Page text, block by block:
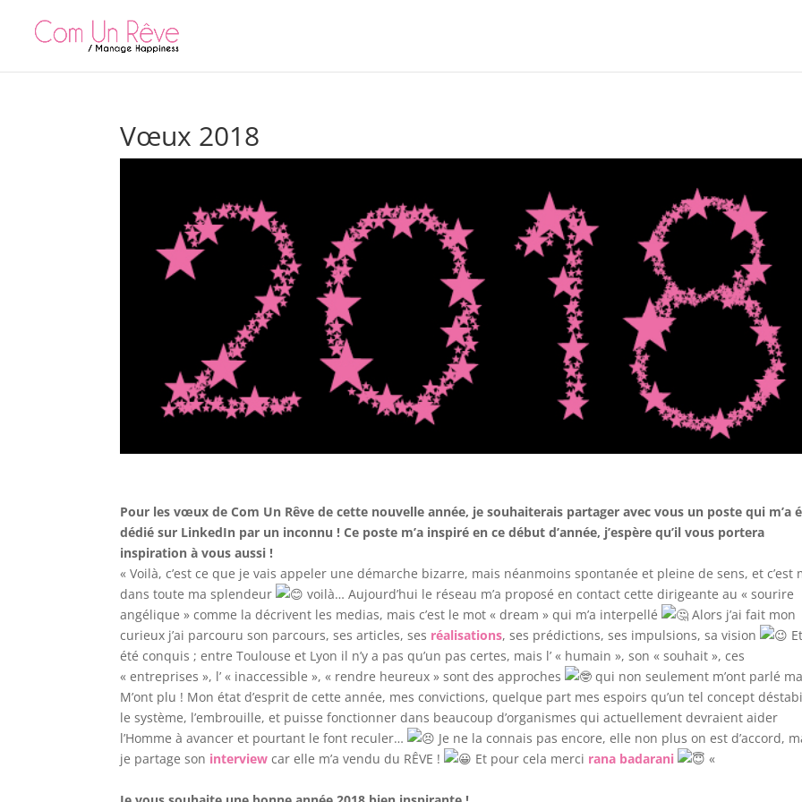
Vœux 2018
Pour les vœux de Com Un Rêve de cette nouvelle année, je souhaiterais partager avec vous un poste qui m’a
dédié sur LinkedIn par un inconnu !Ce poste m’a inspiré en ce début d’année, j’espère qu’il vous portera
inspiration à vous aussi !
« Voilà, c’est ce que je vais appeler une démarche bizarre, mais néanmoins spontanée et pleine de sens, et c’est
dans toute ma splendeur
voilà… Aujourd’hui le réseau m’a proposé en contact cette dirigeante au « sourire
angélique » comme la décrivent les medias, mais c’est le mot « dream » qui m’a interpellé
Alors j’ai fait mon
curieux j’ai parcouru son parcours, ses articles, ses réalisations, ses prédictions, ses impulsions, sa vision
été conquis ; entre Toulouse et Lyon il n’y a pas qu’un pas certes, mais l’ « humain », son « souhait », ces
« entreprises », l’ « inaccessible », « rendre heureux » sont des approches
qui non seulement m’ont parlé
M’ont plu ! Mon état d’esprit de cette année, mes convictions, quelque part mes espoirs qu’un tel concept
le système, l’embrouille, et puisse fonctionner dans beaucoup d’organismes qui actuellement devraient aider
l’Homme à avancer et pourtant le font reculer…
Je ne la connais pas encore, elle non plus on est d’accord,
je partage son interview car elle m’a vendu du RÊVE ! Et pour cela merci rana badarani «